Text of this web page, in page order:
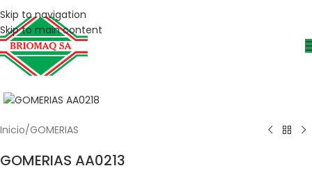
Skip to navigation
Skip to main content
Inicio/GOMERIAS
GOMERIAS AA0213